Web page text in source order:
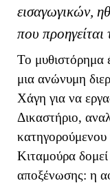
εισαγωγικών,
που
Το μυθιστόρημα
μια ανώνυμη
Χάγη για να
Δικαστήριο,
Κιταμούρα
αποξένωσης: η